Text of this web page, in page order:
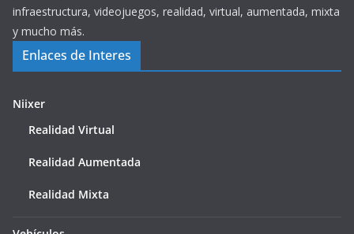
infraestructura, videojuegos, realidad, virtual, aumentada, mixta
y mucho más.
Enlaces de Interes
Niixer
Realidad Virtual
Realidad Aumentada
Realidad Mixta